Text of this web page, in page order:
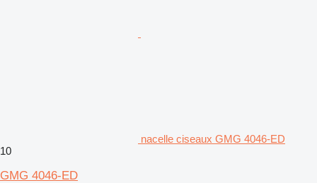
nacelle ciseaux GMG 4046-ED
10
GMG 4046-ED